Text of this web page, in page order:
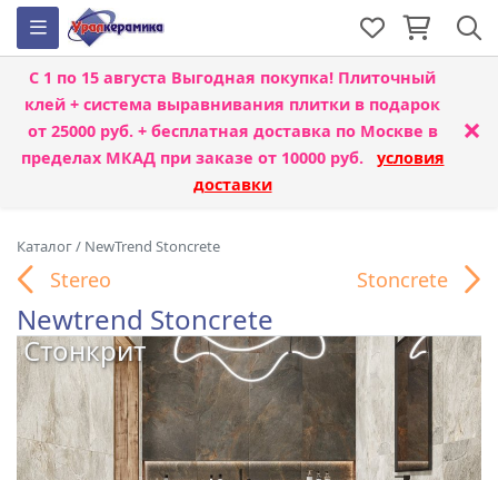
С 1 по 15 августа Выгодная покупка! Плиточный
клей + система выравнивания плитки в подарок
от 25000 руб. + бесплатная доставка по Москве в
пределах МКАД при заказе от 10000 руб. условия
доставки
×
Каталог/ NewTrend Stoncrete
Stereo Stoncrete
Newtrend Stoncrete
Стонкрит